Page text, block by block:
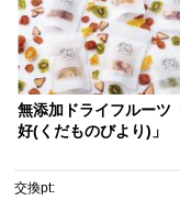
無添加ドライフルーツ
好(くだものびより)」
交換pt: